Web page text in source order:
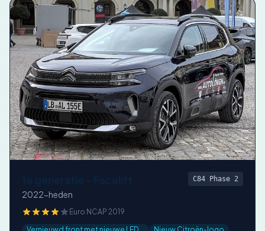
2022-heden
C84 Phase 2
Euro NCAP 2019